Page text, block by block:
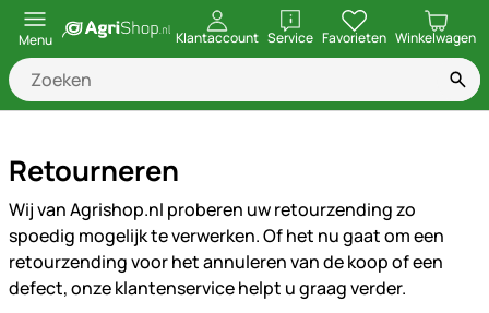
Menu Klantaccount ServiceopenenFavorieten Winkelwagen
Retourneren
Wij van Agrishop.nl proberen uw retourzending zo
spoedig mogelijk te verwerken. Of het nu gaat om een
retourzending voor het annuleren van de koop of een
defect, onze klantenservice helpt u graag verder.